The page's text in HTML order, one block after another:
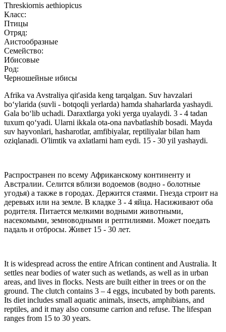
Threskiornis aethiopicus
Класс:
Птицы
Отряд:
Аистообразные
Семейство:
Ибисовые
Род:
Черношейные ибисы
Afrika va Avstraliya qit'asida keng tarqalgan. Suv havzalari
bo‘ylarida (suvli - botqoqli yerlarda) hamda shaharlarda yashaydi.
Gala bo‘lib uchadi. Daraxtlarga yoki yerga uyalaydi. 3 - 4 tadan
tuxum qo‘yadi. Ularni ikkala ota-ona navbatlashib bosadi. Mayda
suv hayvonlari, hasharotlar, amfibiyalar, reptiliyalar bilan ham
oziqlanadi. O'limtik va axlatlarni ham eydi. 15 - 30 yil yashaydi.
Распространен по всему Африканскому континенту и
Австралии. Селится вблизи водоемов (водно - болотные
угодья) а также в городах. Держится стаями. Гнезда строит на
деревьях или на земле. В кладке 3 - 4 яйца. Насиживают оба
родителя. Питается мелкими водными животными,
насекомыми, земноводными и рептилиями. Может поедать
падаль и отбросы. Живет 15 - 30 лет.
It is widespread across the entire African continent and Australia. It
settles near bodies of water such as wetlands, as well as in urban
areas, and lives in flocks. Nests are built either in trees or on the
ground. The clutch contains 3 – 4 eggs, incubated by both parents.
Its diet includes small aquatic animals, insects, amphibians, and
reptiles, and it may also consume carrion and refuse. The lifespan
ranges from 15 to 30 years.